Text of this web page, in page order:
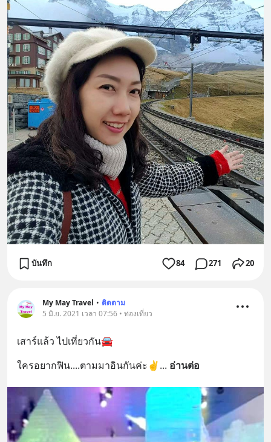
บันทึก 84 271 20
My May Travel • ติดตาม
5 มิ.ย. 2021 เวลา 07:56 • ท่องเที่ยว
เสาร์แล้ว ไปเที่ยวกัน🚘
ใครอยากฟิน....ตามมาอินกันค่ะ✌... อ่านต่อ